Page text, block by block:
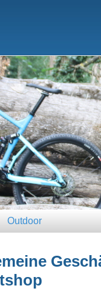
Outdoor